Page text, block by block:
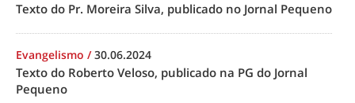
Texto do Pr. Moreira Silva, publicado no Jornal Pequeno
Evangelismo /30.06.2024
Texto do Roberto Veloso, publicado na PG do Jornal
Pequeno